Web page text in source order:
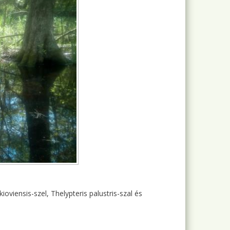
szel, Thelypteris palustris-szal és